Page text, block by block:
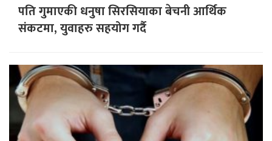
पति गुमाएकी धनुषा सिरसियाका बेचनी आर्थिक
संकटमा, युवाहरु सहयोग गर्दै